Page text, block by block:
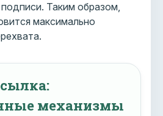
Таким образом,
максимально
механизмы